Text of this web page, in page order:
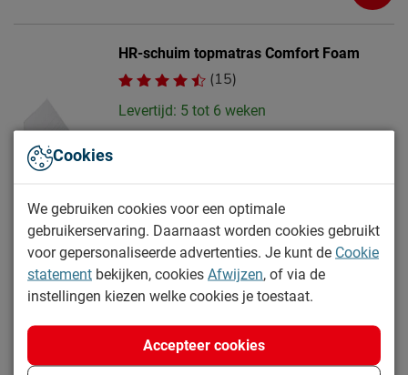
HR-schuim topmatras Comfort Foam
(15)
Levertijd: 5 tot 6 weken
159.-
van2 resultaten
Cookies
We gebruiken cookies voor een optimale
gebruikerservaring. Daarnaast worden cookies gebruikt
voor gepersonaliseerde advertenties. Je kunt de Cookie
statement bekijken, cookies Afwijzen, of via de
instellingen kiezen welke cookies je toestaat.
Accepteer cookies